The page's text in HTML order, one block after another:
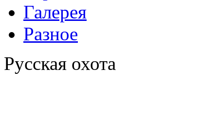
Галерея
Разное
Русская охота